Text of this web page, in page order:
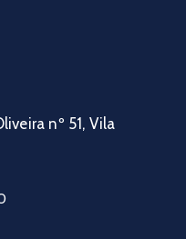
nº 51, Vila